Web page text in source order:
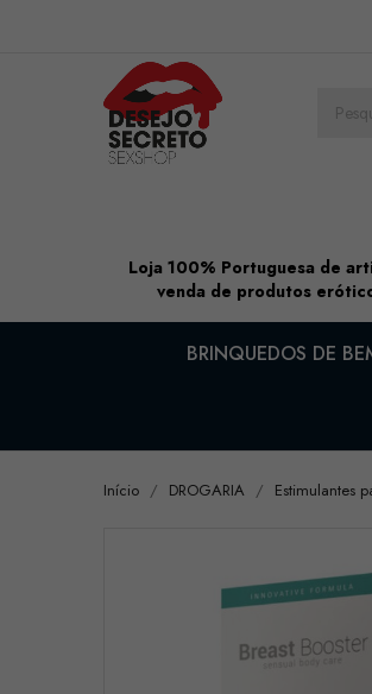
Loja 100% Portuguesa de
venda de produtos
BRINQUEDOS DE
Início DROGARIA Estimulantes